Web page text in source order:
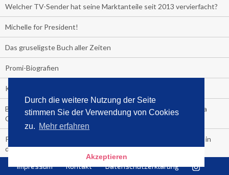
Durch die weitere Nutzung der Seite
stimmen Sie der Verwendung von Cookies
zu. Mehr erfahren
Akzeptieren
Welcher TV-Sender hat seine Marktanteile seit 2013 vervierfacht?
Michelle for President!
Das gruseligste Buch aller Zeiten
Promi-Biografien
Kerkeling erhält Spitzenfeder für meistverkauftes Buch
Börsenverein und MVB verlängern vorzeitig Verträge mit Media
Control bis 2024
PocketBook, Ceebo und Umbreit bringen Hörbuch-Downloads in
die Cloud
Bella Bella
Impressum Kontakt Datenschutzerklärung